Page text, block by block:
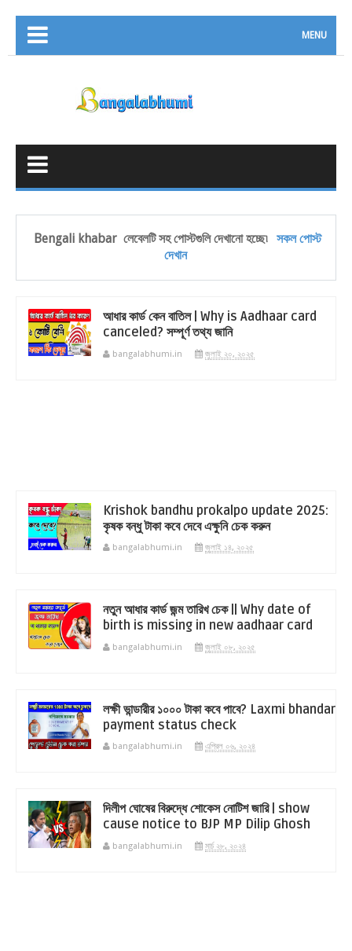
MENU
Bengali khabar লেবেলটি সহ পোস্টগুলি দেখানো হচ্ছে৷ সকল পোস্ট
দেখান
আধার কার্ড কেন বাতিল | Why is Aadhaar card
canceled? সম্পূর্ণ তথ্য জানি
bangalabhumi.in জুলাই ২০, ২০২৫
Krishok bandhu prokalpo update 2025:
কৃষক বন্ধু টাকা কবে দেবে এক্ষুনি চেক করুন
bangalabhumi.in জুলাই ১৪, ২০২৫
নতুন আধার কার্ড জন্ম তারিখ চেক || Why date of
birth is missing in new aadhaar card
bangalabhumi.in জুলাই ০৮, ২০২৫
লক্ষী ভান্ডারীর ১০০০ টাকা কবে পাবে? Laxmi bhandar
payment status check
bangalabhumi.in এপ্রিল ০৬, ২০২৪
দিলীপ ঘোষের বিরুদ্ধে শোকেস নোটিশ জারি | show
cause notice to BJP MP Dilip Ghosh
bangalabhumi.in মার্চ ২৮, ২০২৪